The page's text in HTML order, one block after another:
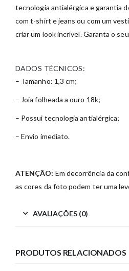
tecnologia antialérgica e garantia
com t-shirt e jeans ou com um
criar um look incrível. Garanta o
DADOS TÉCNICOS:
– Tamanho: 1,3 cm;
– Joia folheada a ouro 18k;
– Possui tecnologia antialérgica;
– Envio imediato.
ATENÇÃO: Em decorrência da
as cores da foto podem ter uma
AVALIAÇÕES (0)
PRODUTOS RELACIONADOS